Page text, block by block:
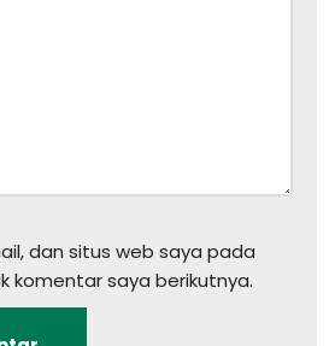
dan situs web saya pada
komentar saya berikutnya.